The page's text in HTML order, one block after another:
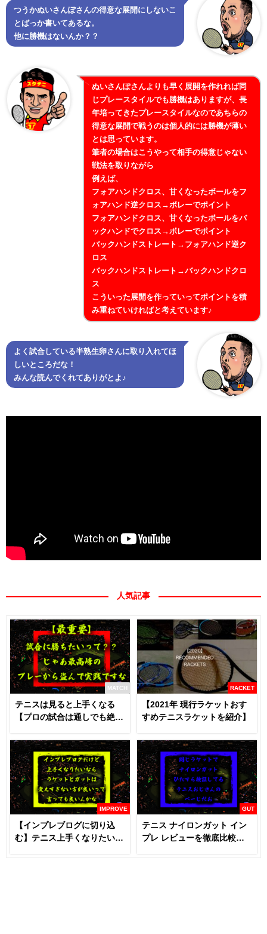
つうかぬいさんぽさんの得意な展開にしないこ
とばっか書いてあるな。
他に勝機はないんか？？
ぬいさんぽさんよりも早く展開を作れれば同
じプレースタイルでも勝機はありますが、長
年培ってきたプレースタイルなのであちらの
得意な展開で戦うのは個人的には勝機が薄い
とは思っています。
筆者の場合はこうやって相手の得意じゃない
戦法を取りながら
例えば、
フォアハンドクロス、甘くなったボールをフ
ォアハンド逆クロス→ボレーでポイント
フォアハンドクロス、甘くなったボールをバ
ックハンドでクロス→ボレーでポイント
バックハンドストレート→フォアハンド逆ク
ロス
バックハンドストレート→バックハンドクロ
ス
こういった展開を作っていってポイントを積
み重ねていければと考えています♪
よく試合している半熟生卵さんに取り入れてほ
しいところだな！
みんな読んでくれてありがとよ♪
人気記事
MATCH
テニスは見ると上手くなる
【プロの試合は通しでも絶対
RACKET
【2021年 現行ラケットおす
すめテニスラケットを紹介】
IMPROVE
【インプレブログに切り込
む】テニス上手くなりたいな
GUT
テニス ナイロンガット イン
プレ レビューを徹底比較